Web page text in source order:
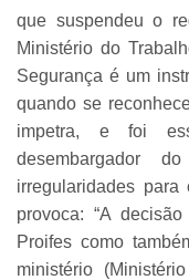
que suspendeu o
Ministério do
Segurança é um
quando se
impetra, e foi
desembargador
irregularidades para
provoca: “A
Proifes como
ministério